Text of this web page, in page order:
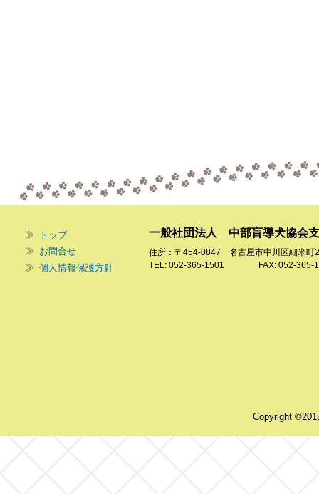
トップ
お問合せ
個人情報保護方針
一般社団法人 中部盲導犬協会
住所：〒454-0847 名古屋市中川区細米町
TEL: 052-365-1501 FAX: 052-365-
Copyright